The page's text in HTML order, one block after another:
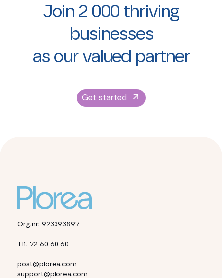
Join 2 000 thriving
businesses
as our valued partner
Get started
Org.nr: 923393897
Tlf. 72 60 60 60
post@plorea.com
support@plorea.com